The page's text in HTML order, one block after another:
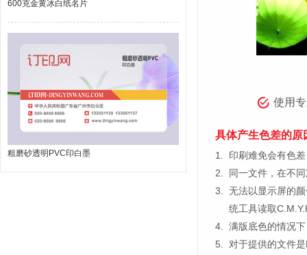
600克金黄冰白纸名片
粗磨砂透明PVC印白墨
使用
具体产生色差的原
1.
印刷难免会有色
2.
同一文件，在不
3.
无法以显示屏的
统工具读取
4.
满版底色的情况
5.
对于提供的文件